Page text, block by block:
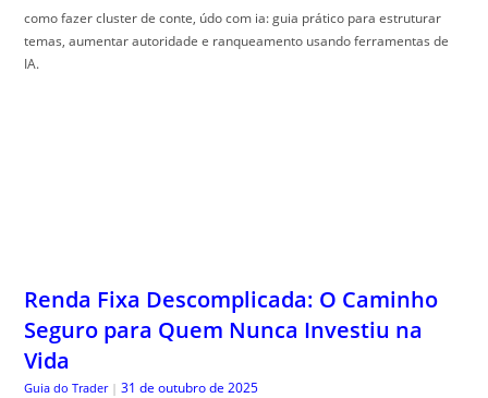
como fazer cluster de conte, údo com ia: guia prático para estruturar
temas, aumentar autoridade e ranqueamento usando ferramentas de
IA.
Renda Fixa Descomplicada: O Caminho
Seguro para Quem Nunca Investiu na
Vida
Guia do Trader | 31 de outubro de 2025